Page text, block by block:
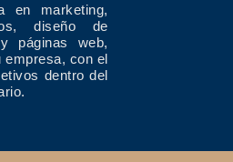
en marketing,
diseño de
páginas web,
empresa, con el
dentro del